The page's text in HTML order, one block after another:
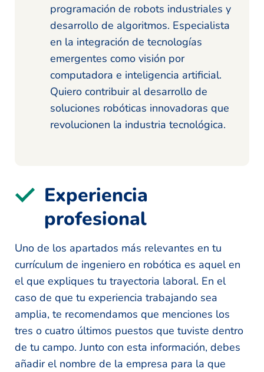
programación de robots industriales y
desarrollo de algoritmos. Especialista
en la integración de tecnologías
emergentes como visión por
computadora e inteligencia artificial.
Quiero contribuir al desarrollo de
soluciones robóticas innovadoras que
revolucionen la industria tecnológica.
Experiencia
profesional
Uno de los apartados más relevantes en tu
currículum de ingeniero en robótica es aquel en
el que expliques tu trayectoria laboral. En el
caso de que tu experiencia trabajando sea
amplia, te recomendamos que menciones los
tres o cuatro últimos puestos que tuviste dentro
de tu campo. Junto con esta información, debes
añadir el nombre de la empresa para la que